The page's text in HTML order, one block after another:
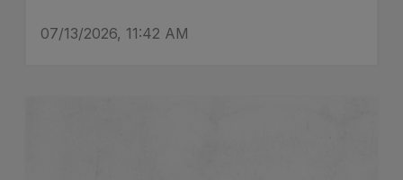
07/13/2026, 11:42 AM